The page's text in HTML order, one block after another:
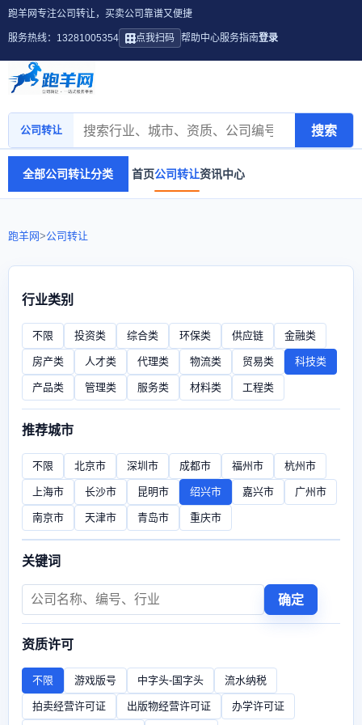
跑羊网专注公司转让，买卖公司靠谱又便捷
服务热线：13281005354 点我扫码 帮助中心服务指南登录
公司转让 搜索
全部公司转让分类 首页公司转让资讯中心
跑羊网>公司转让
行业类别
不限 投资类 综合类 环保类 供应链 金融类
房产类 人才类 代理类 物流类 贸易类 科技类
产品类 管理类 服务类 材料类 工程类
推荐城市
不限 北京市 深圳市 成都市 福州市 杭州市
上海市 长沙市 昆明市 绍兴市 嘉兴市 广州市
南京市 天津市 青岛市 重庆市
关键词
确定
资质许可
不限 游戏版号 中字头-国字头 流水纳税
拍卖经营许可证 出版物经营许可证 办学许可证